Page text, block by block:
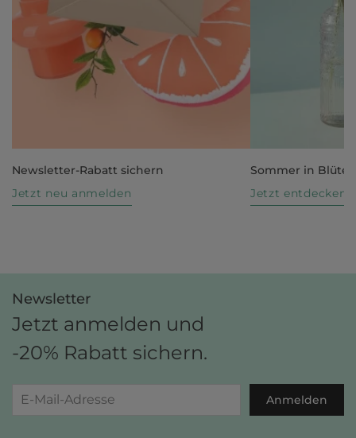
Newsletter-Rabatt sichern
Jetzt neu anmelden
Sommer in Blüte
Jetzt entdecken
Newsletter
Jetzt anmelden und
-20% Rabatt sichern.
Anmelden